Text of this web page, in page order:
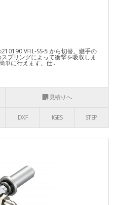
VFIL-SS-5 から切替。継手の
プリングによって衝撃を吸収しま
に行えます。仕..
見積りへ
DXF IGES STEP